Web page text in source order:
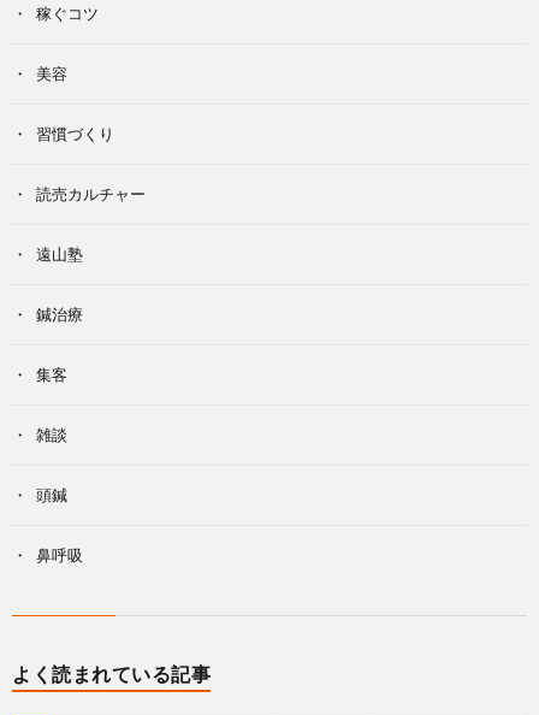
稼ぐコツ
美容
習慣づくり
読売カルチャー
遠山塾
鍼治療
集客
雑談
頭鍼
鼻呼吸
よく読まれている記事